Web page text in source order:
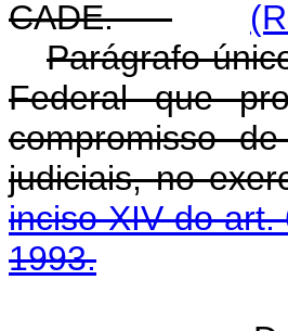
CADE.
Parágrafo
Federal que
compromisso
judiciais, no
inciso XIV do art.
1993.